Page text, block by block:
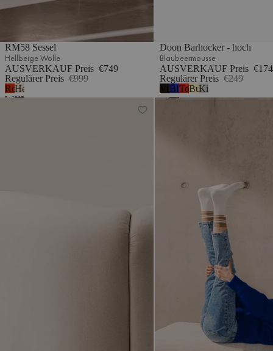
RM58 Sessel
Hellbeige Wolle
AUSVERKAUF Preis €749
Regulärer Preis €999
Rostrote
Wolle
Hellbeige
Wolle
Doon Barhocker - hoch
Blaubeermousse
AUSVERKAUF Preis €174
Regulärer Preis €249
Vulkanschwarz
Blaubeermousse
Tomatenrot
Buttergelb
Kieselgrau